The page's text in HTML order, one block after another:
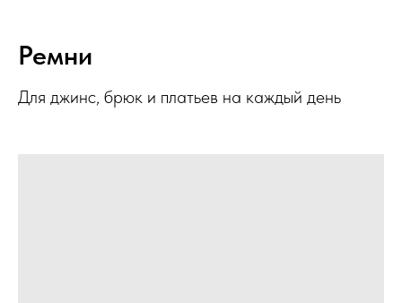
Ремни
Для джинс, брюк и платьев на каждый день